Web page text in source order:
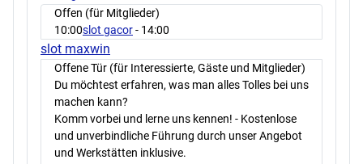
Offen (für Mitglieder)
10:00slot gacor- 14:00
slot maxwin
Offene Tür (für Interessierte, Gäste und Mitglieder)
Du möchtest erfahren, was man alles Tolles bei uns
machen kann?
Komm vorbei und lerne uns kennen! - Kostenlose
und unverbindliche Führung durch unser Angebot
und Werkstätten inklusive.